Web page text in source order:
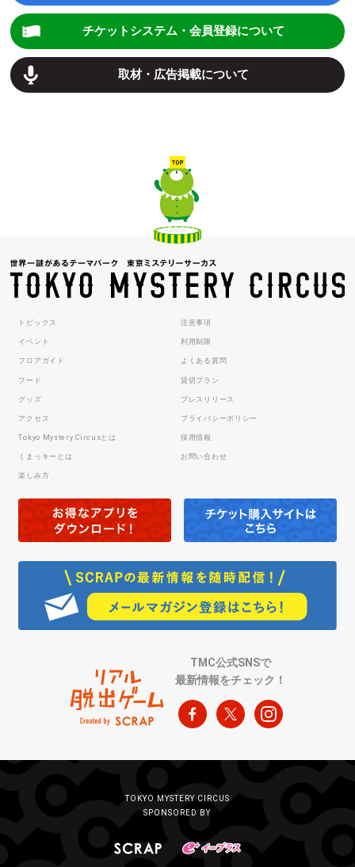
チケットシステム・会員登録について
取材・広告掲載について
トピックス
イベント
フロアガイド
フード
グッズ
アクセス
Tokyo Mystery Circusとは
くまっキーとは
楽しみ方
注意事項
利用制限
よくある質問
貸切プラン
プレスリリース
プライバシーポリシー
採用情報
お問い合わせ
TMC公式SNSで
最新情報をチェック！
TOKYO MYSTERY CIRCUS
SPONSORED BY